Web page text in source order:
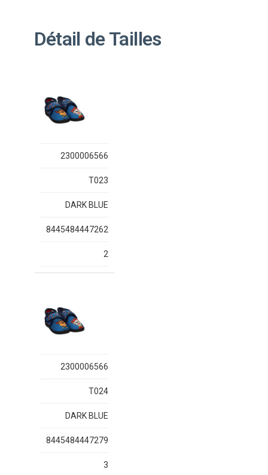
Détail de Tailles
2300006566
T023
DARK BLUE
8445484447262
2
2300006566
T024
DARK BLUE
8445484447279
3